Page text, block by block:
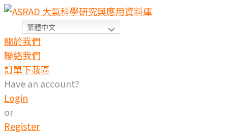
Skip
content
繁體中文
關於我們
聯絡我們
訂單下載區
Have an account?
Login
or
Register